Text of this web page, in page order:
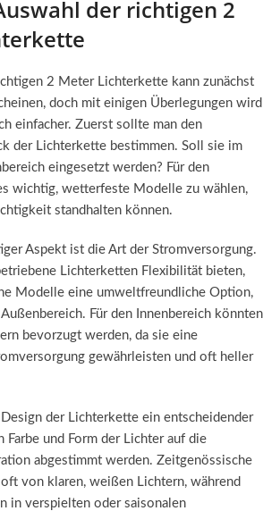
der richtigen 2
2 Meter Lichterkette kann zunächst
doch mit einigen Überlegungen wird
einfacher. Zuerst sollte man den
der Lichterkette bestimmen. Soll sie im
eingesetzt werden? Für den
wichtig, wetterfeste Modelle zu wählen,
standhalten können.
Aspekt ist die Art der Stromversorgung.
Lichterketten Flexibilität bieten,
Modelle eine umweltfreundliche Option,
Für den Innenbereich könnten
bevorzugt werden, da sie eine
gewährleisten und oft heller
der Lichterkette ein entscheidender
Farbe und Form der Lichter auf die
abgestimmt werden. Zeitgenössische
von klaren, weißen Lichtern, während
in verspielten oder saisonalen